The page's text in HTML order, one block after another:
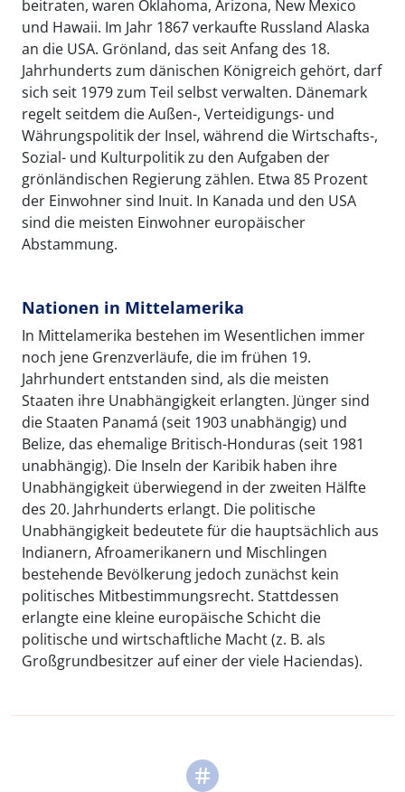
beitraten, waren Oklahoma, Arizona, New Mexico
und Hawaii. Im Jahr 1867 verkaufte Russland Alaska
an die USA. Grönland, das seit Anfang des 18.
Jahrhunderts zum dänischen Königreich gehört, darf
sich seit 1979 zum Teil selbst verwalten. Dänemark
regelt seitdem die Außen-, Verteidigungs- und
Währungspolitik der Insel, während die Wirtschafts-,
Sozial- und Kulturpolitik zu den Aufgaben der
grönländischen Regierung zählen. Etwa 85 Prozent
der Einwohner sind Inuit. In Kanada und den USA
sind die meisten Einwohner europäischer
Abstammung.
Nationen in Mittelamerika
In Mittelamerika bestehen im Wesentlichen immer
noch jene Grenzverläufe, die im frühen 19.
Jahrhundert entstanden sind, als die meisten
Staaten ihre Unabhängigkeit erlangten. Jünger sind
die Staaten Panamá (seit 1903 unabhängig) und
Belize, das ehemalige Britisch-Honduras (seit 1981
unabhängig). Die Inseln der Karibik haben ihre
Unabhängigkeit überwiegend in der zweiten Hälfte
des 20. Jahrhunderts erlangt. Die politische
Unabhängigkeit bedeutete für die hauptsächlich aus
Indianern, Afroamerikanern und Mischlingen
bestehende Bevölkerung jedoch zunächst kein
politisches Mitbestimmungsrecht. Stattdessen
erlangte eine kleine europäische Schicht die
politische und wirtschaftliche Macht (z. B. als
Großgrundbesitzer auf einer der viele Haciendas).